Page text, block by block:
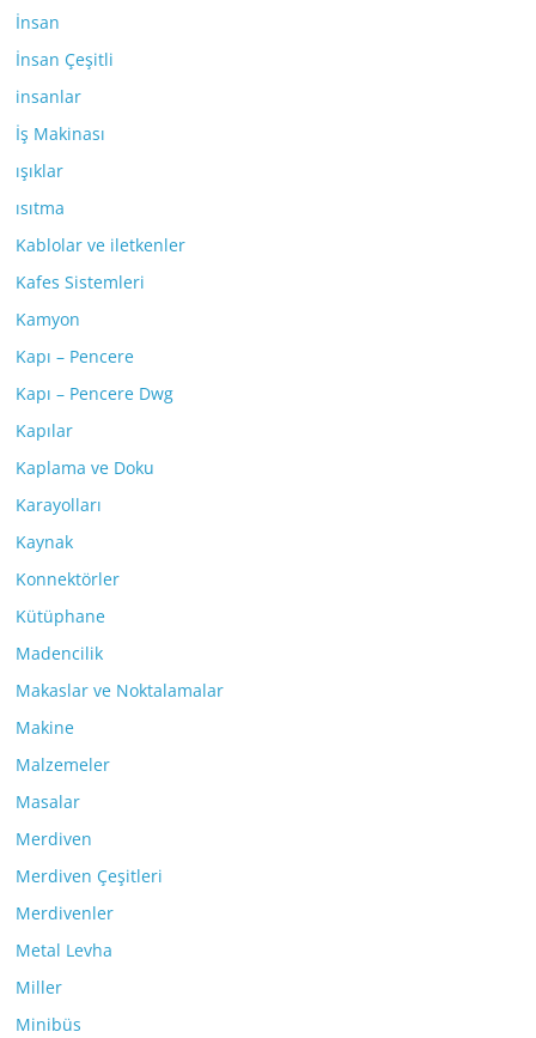
İnsan
İnsan Çeşitli
insanlar
İş Makinası
ışıklar
ısıtma
Kablolar ve iletkenler
Kafes Sistemleri
Kamyon
Kapı – Pencere
Kapı – Pencere Dwg
Kapılar
Kaplama ve Doku
Karayolları
Kaynak
Konnektörler
Kütüphane
Madencilik
Makaslar ve Noktalamalar
Makine
Malzemeler
Masalar
Merdiven
Merdiven Çeşitleri
Merdivenler
Metal Levha
Miller
Minibüs